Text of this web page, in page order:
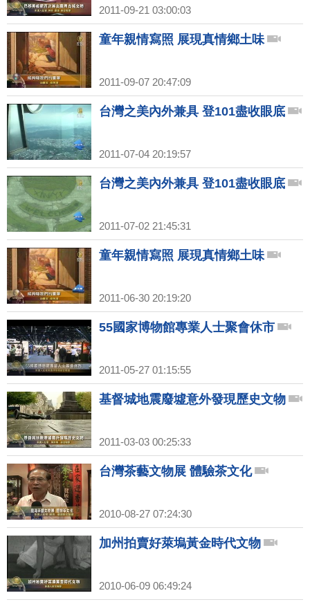
2011-09-21 03:00:03
童年親情寫照 展現真情鄉土味
2011-09-07 20:47:09
台灣之美內外兼具 登101盡收眼底
2011-07-04 20:19:57
台灣之美內外兼具 登101盡收眼底
2011-07-02 21:45:31
童年親情寫照 展現真情鄉土味
2011-06-30 20:19:20
55國家博物館專業人士聚會休市
2011-05-27 01:15:55
基督城地震廢墟意外發現歷史文物
2011-03-03 00:25:33
台灣茶藝文物展 體驗茶文化
2010-08-27 07:24:30
加州拍賣好萊塢黃金時代文物
2010-06-09 06:49:24